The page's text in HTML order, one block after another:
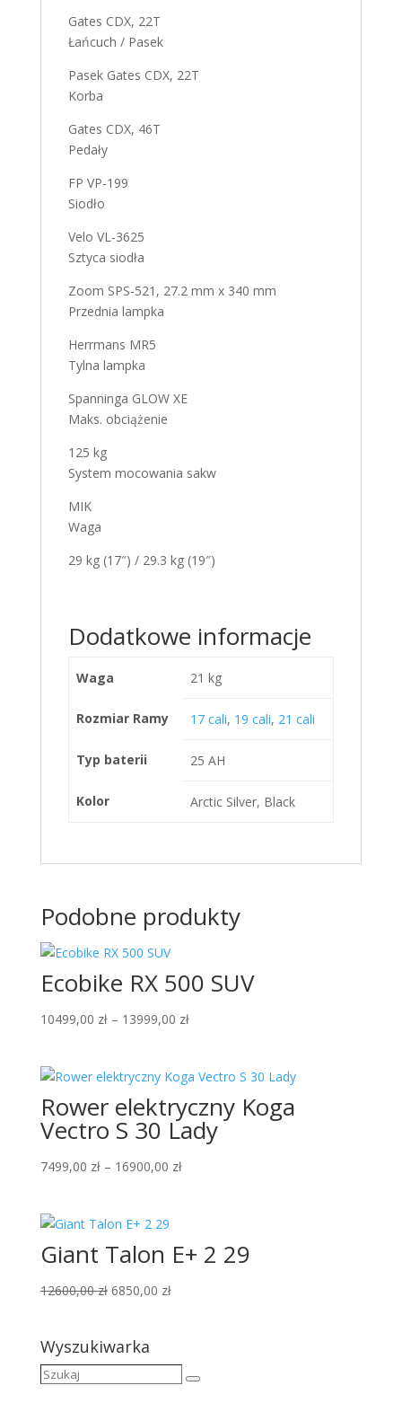
Gates CDX, 22T
Łańcuch / Pasek
Pasek Gates CDX, 22T
Korba
Gates CDX, 46T
Pedały
FP VP-199
Siodło
Velo VL-3625
Sztyca siodła
Zoom SPS-521, 27.2 mm x 340 mm
Przednia lampka
Herrmans MR5
Tylna lampka
Spanninga GLOW XE
Maks. obciążenie
125 kg
System mocowania sakw
MIK
Waga
29 kg (17″) / 29.3 kg (19″)
Dodatkowe informacje
Waga 21 kg
Rozmiar Ramy 17 cali, 19 cali, 21 cali
Typ baterii 25 AH
Kolor Arctic Silver, Black
Podobne produkty
Ecobike RX 500 SUV
10499,00 zł – 13999,00 złZakres
10499,00 zł
do
13999,00 zł
Rower elektryczny Koga
Vectro S 30 Lady
7499,00 zł – 16900,00 złZakres
do
Giant Talon E+ 2 29
12600,00zł Pierwotna
12600,00 zł.
6850,00 złAktualna
Wyszukiwarka
Szukaj
Szukaj